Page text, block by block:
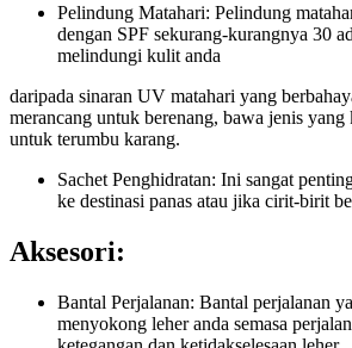
Pelindung Matahari: Pelindung
dengan SPF sekurang-kurangnya 30
melindungi kulit anda
daripada sinaran UV matahari yang
merancang untuk berenang, bawa jenis yang
untuk terumbu karang.
Sachet Penghidratan: Ini sangat
ke destinasi panas atau jika cirit-birit
Aksesori:
Bantal Perjalanan: Bantal perjalanan
menyokong leher anda semasa